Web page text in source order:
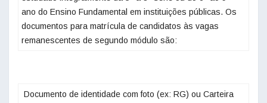
ano do Ensino Fundamental em instituições públicas. Os
documentos para matrícula de candidatos às vagas
remanescentes de segundo módulo são: ‌
‌ Documento de identidade com foto (ex: RG) ou Carteira